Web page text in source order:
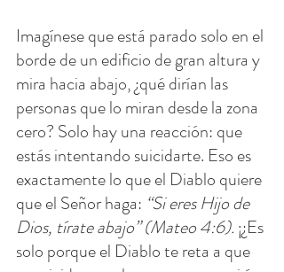
Imagínese que está parado solo en el
borde de un edificio de gran altura y
mira hacia abajo, ¿qué dirían las
personas que lo miran desde la zona
cero? Solo hay una reacción: que
estás intentando suicidarte. Eso es
exactamente lo que el Diablo quiere
que el Señor haga: “Si eres Hijo de
Dios, tírate abajo” (Mateo 4:6). ¡¿Es
solo porque el Diablo te reta a que